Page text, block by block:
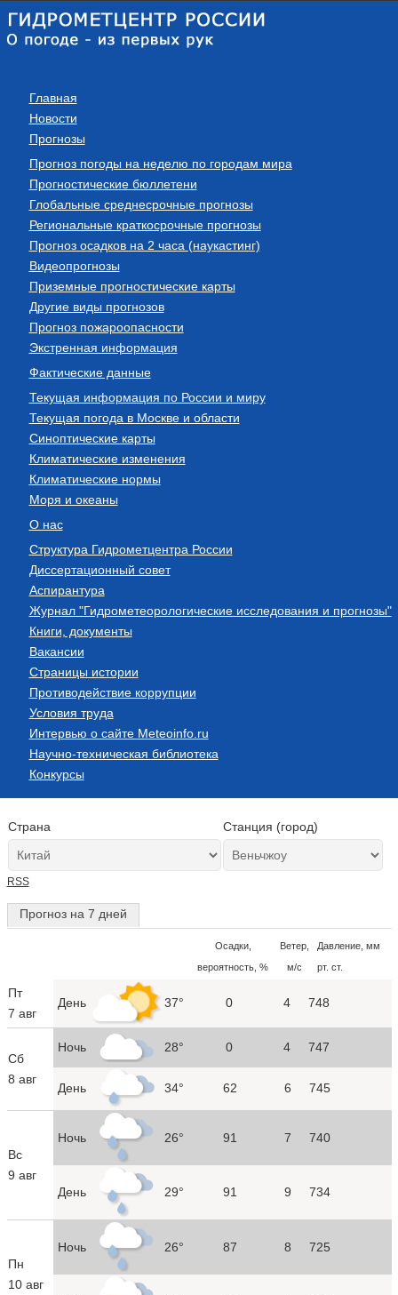
Главная
Новости
Прогнозы
Прогноз погоды на неделю по городам мира
Прогностические бюллетени
Глобальные среднесрочные прогнозы
Региональные краткосрочные прогнозы
Прогноз осадков на 2 часа (наукастинг)
Видеопрогнозы
Приземные прогностические карты
Другие виды прогнозов
Прогноз пожароопасности
Экстренная информация
Фактические данные
Текущая информация по России и миру
Текущая погода в Москве и области
Синоптические карты
Климатические изменения
Климатические нормы
Моря и океаны
О нас
Структура Гидрометцентра России
Диссертационный совет
Аспирантура
Журнал "Гидрометеорологические исследования и прогнозы"
Книги, документы
Вакансии
Страницы истории
Противодействие коррупции
Условия труда
Интервью о сайте Meteoinfo.ru
Научно-техническая библиотека
Конкурсы
Страна Станция (город)
RSS
Прогноз на 7 дней
Осадки,
вероятность, %
Ветер,
м/с
Давление, мм
рт. ст.
Пт
7 авг
День 37° 0 4 748
Сб
8 авг
Ночь 28° 0 4 747
День 34° 62 6 745
Вс
9 авг
Ночь 26° 91 7 740
День 29° 91 9 734
Пн
10 авг
Ночь 26° 87 8 725